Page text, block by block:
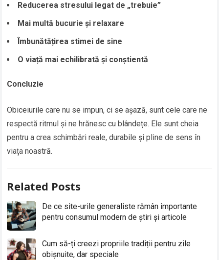
Reducerea stresului legat de „trebuie”
Mai multă bucurie și relaxare
Îmbunătățirea stimei de sine
O viață mai echilibrată și conștientă
Concluzie
Obiceiurile care nu se impun, ci se așază, sunt cele care ne
respectă ritmul și ne hrănesc cu blândețe. Ele sunt cheia
pentru a crea schimbări reale, durabile și pline de sens în
viața noastră.
Related Posts
De ce site-urile generaliste rămân importante
pentru consumul modern de știri și articole
Cum să-ți creezi propriile tradiții pentru zile
obișnuite, dar speciale